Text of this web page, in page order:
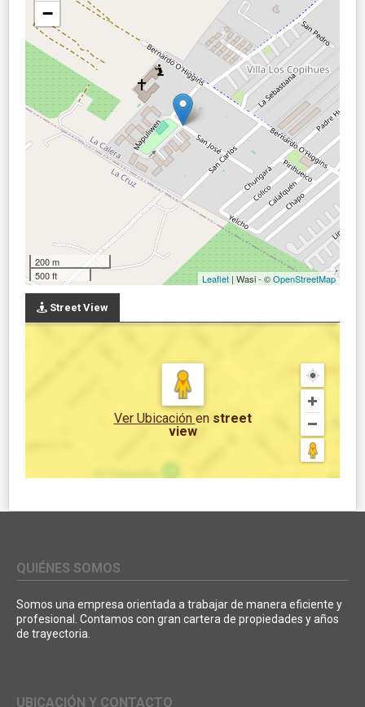
−
200 m
500 ft
Leaflet | Wasi - ©OpenStreetMap
Street View
Ver Ubicación en street
view
QUIÉNES SOMOS
Somos una empresa orientada a trabajar de manera eficiente y
profesional. Contamos con gran cartera de propiedades y años
de trayectoria.
UBICACIÓN Y CONTACTO